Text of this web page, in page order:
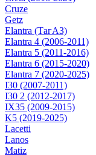
Cruze
Getz
Elantra (ТагАЗ)
Elantra 4 (2006-2011)
Elantra 5 (2011-2016)
Elantra 6 (2015-2020)
Elantra 7 (2020-2025)
I30 (2007-2011)
I30 2 (2012-2017)
IX35 (2009-2015)
K5 (2019-2025)
Lacetti
Lanos
Matiz